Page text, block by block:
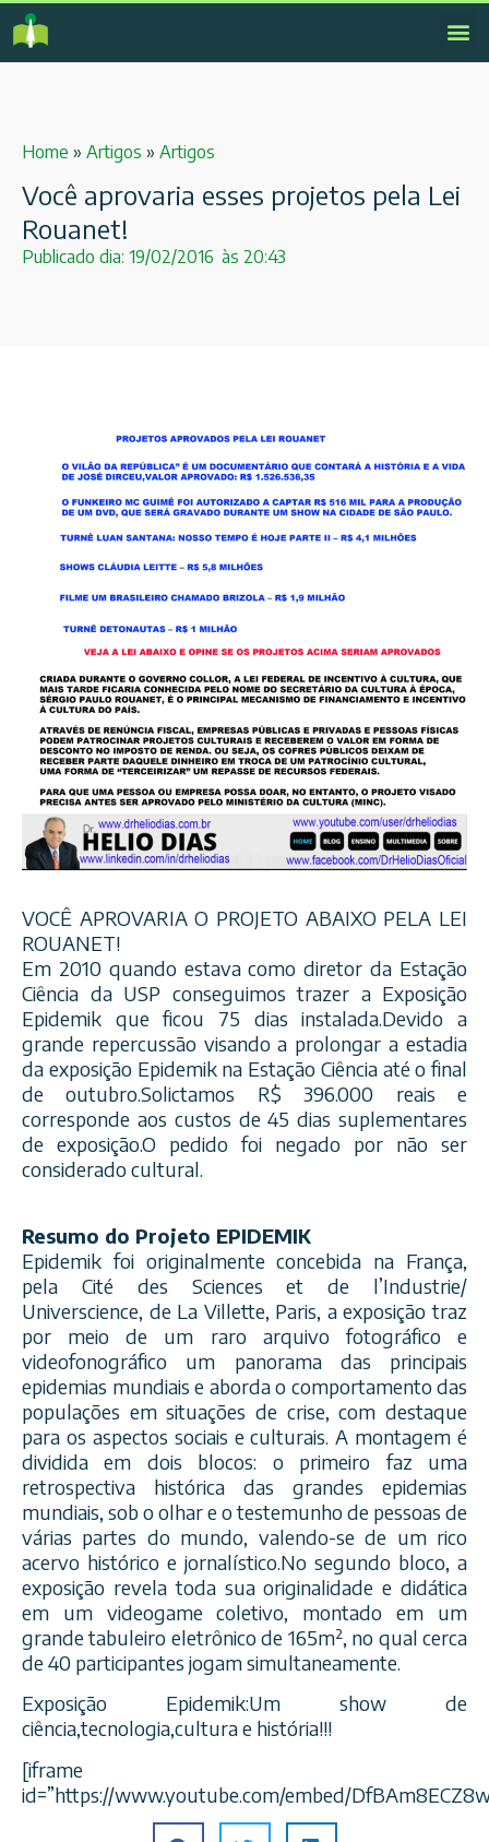
Home » Artigos » Artigos
Você aprovaria esses projetos pela Lei
Rouanet!
Publicado dia: 19/02/2016 às 20:43
VOCÊ APROVARIA O PROJETO ABAIXO PELA LEI
ROUANET!
Em 2010 quando estava como diretor da Estação
Ciência da USP conseguimos trazer a Exposição
Epidemik que ficou 75 dias instalada.Devido a
grande repercussão visando a prolongar a estadia
da exposição Epidemik na Estação Ciência até o final
de outubro.Solictamos R$ 396.000 reais e
corresponde aos custos de 45 dias suplementares
de exposição.O pedido foi negado por não ser
considerado cultural.
Resumo do Projeto EPIDEMIK
Epidemik foi originalmente concebida na França,
pela Cité des Sciences et de l’Industrie/
Universcience, de La Villette, Paris, a exposição traz
por meio de um raro arquivo fotográfico e
videofonográfico um panorama das principais
epidemias mundiais e aborda o comportamento das
populações em situações de crise, com destaque
para os aspectos sociais e culturais. A montagem é
dividida em dois blocos: o primeiro faz uma
retrospectiva histórica das grandes epidemias
mundiais, sob o olhar e o testemunho de pessoas de
várias partes do mundo, valendo-se de um rico
acervo histórico e jornalístico.No segundo bloco, a
exposição revela toda sua originalidade e didática
em um videogame coletivo, montado em um
grande tabuleiro eletrônico de 165m², no qual cerca
de 40 participantes jogam simultaneamente.
Exposição Epidemik:Um show de
ciência,tecnologia,culturae história!!!
[iframe
id=”https://www.youtube.com/embed/